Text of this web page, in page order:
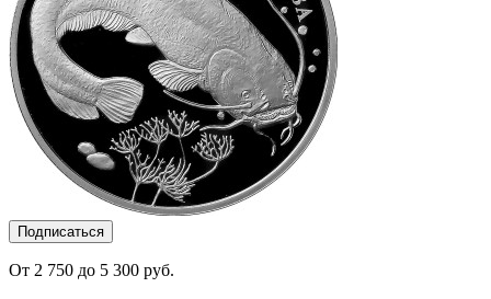
Подписаться
От 2 750 до 5 300 руб.